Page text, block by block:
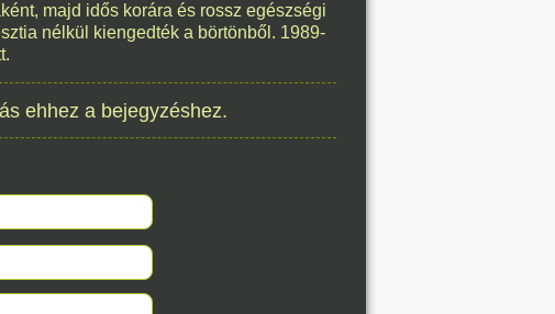
08. 07.
éve
éve
majd idős korára és rossz egészségi
nélkül kiengedték a börtönből. 1989-
ehhez a bejegyzéshez.